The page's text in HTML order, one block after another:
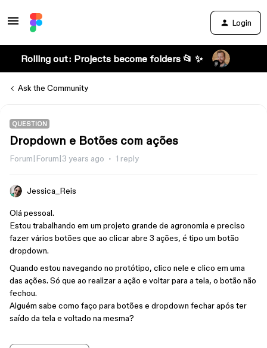
Login
Rolling out: Projects become folders 📂 ✨
Ask the Community
QUESTION
Dropdown e Botões com ações
Forum|Forum|3 years ago 1 reply
Jessica_Reis
Olá pessoal.
Estou trabalhando em um projeto grande de agronomia e preciso
fazer vários botões que ao clicar abre 3 ações, é tipo um botão
dropdown.
Quando estou navegando no protótipo, clico nele e clico em uma
das ações. Só que ao realizar a ação e voltar para a tela, o botão não
fechou.
Alguém sabe como faço para botões e dropdown fechar após ter
saído da tela e voltado na mesma?